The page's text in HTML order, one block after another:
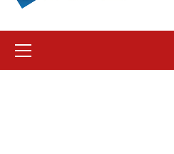
principale